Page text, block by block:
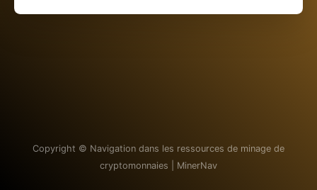
Copyright © Navigation dans les ressources de minage de
cryptomonnaies | MinerNav